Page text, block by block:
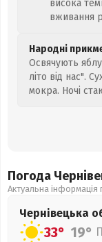
висока
вживання
Народні
Освячують
літо від нас".
мокра. Ночі
Погода
Актуальна
Чернівецька
33° 19°